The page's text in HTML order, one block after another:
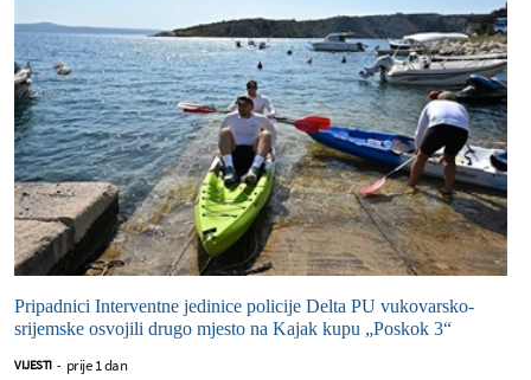
Pripadnici Interventne jedinice policije Delta PU vukovarsko-
srijemske osvojili drugo mjesto na Kajak kupu „Poskok 3“
VIJESTI - prije 1 dan